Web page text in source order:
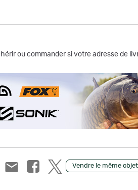
ou commander si votre adresse de
Vendre le même objet